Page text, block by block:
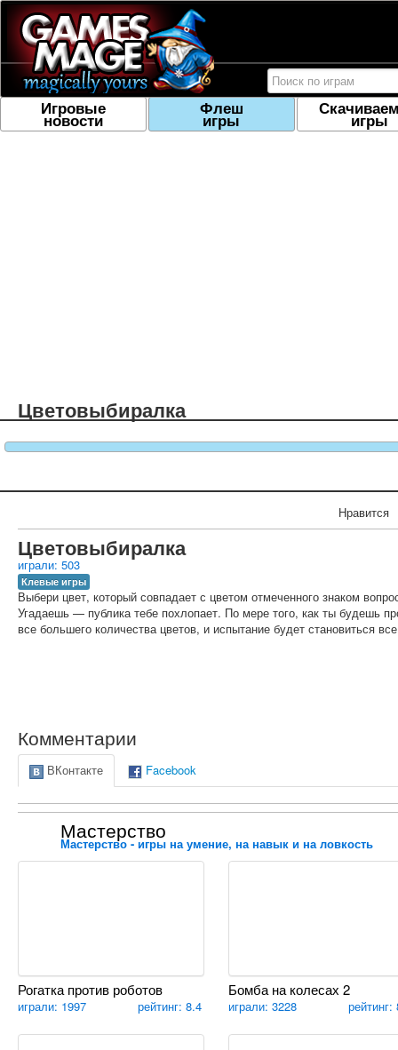
Игровые
новости
Флеш
игры игры
Цветовыбиралка
Нравится
Цветовыбиралка
играли: 503
Клевые игры
Выбери цвет, который совпадает с цветом отмеченного знаком
Угадаешь — публика тебе похлопает. По мере того, как ты будешь
все большего количества цветов, и испытание будет становиться
Комментарии
ВКонтакте Facebook
Мастерство
Мастерство - игры на умение, на навык и на ловкость
Рогатка против роботов
играли: 1997 рейтинг: 8.4
Бомба на колесах 2
играли: 3228 рейтинг: